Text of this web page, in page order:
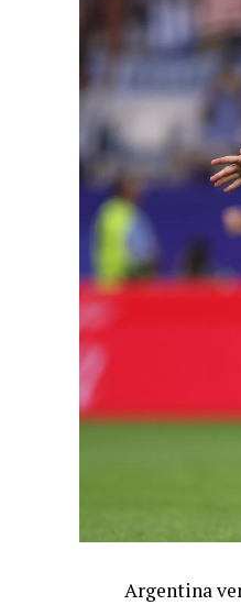
Argentina